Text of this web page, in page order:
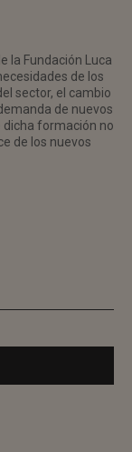
la Fundación Luca
de los
sector, el cambio
de nuevos
formación no
de los nuevos